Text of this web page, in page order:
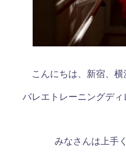
こんにちは、新宿、
バレエトレーニングデ
みなさんは上手